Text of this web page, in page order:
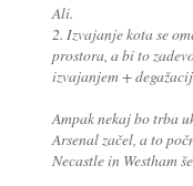
Ali.
2. Izvajanje kota se
prostora, a bi to
izvajanjem +
Ampak nekaj bo trba
Arsenal začel, a to
Necastle in Westham